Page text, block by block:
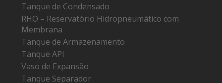
Tanque de Condensado
RHO – Reservatório Hidropneumático com
Membrana
Tanque de Armazenamento
Tanque API
Vaso de Expansão
Tanque Separador